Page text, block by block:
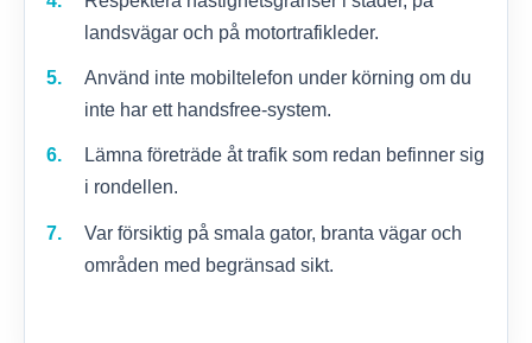
landsvägar och på motortrafikleder.
Använd inte mobiltelefon under körning om du
inte har ett handsfree-system.
Lämna företräde åt trafik som redan befinner sig
i rondellen.
Var försiktig på smala gator, branta vägar och
områden med begränsad sikt.